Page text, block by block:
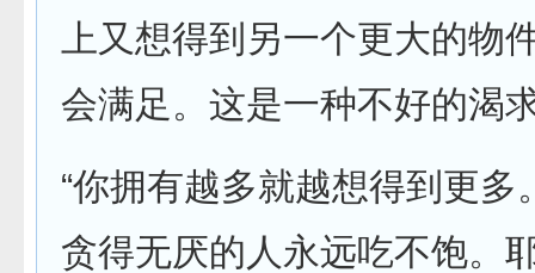
上又想得到另一个更大的物
会满足。这是一种不好的渴
“你拥有越多就越想得到更多
贪得无厌的人永远吃不饱。